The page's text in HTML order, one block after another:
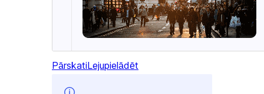
PārskatiLejupielādēt